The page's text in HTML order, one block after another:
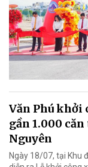
Văn Phú khởi
gần 1.000
Nguyên
Ngày 18/07, tại Khu